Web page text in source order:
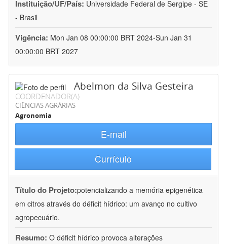
Instituição/UF/País: Universidade Federal de Sergipe - SE
- Brasil
Vigência: Mon Jan 08 00:00:00 BRT 2024-Sun Jan 31
00:00:00 BRT 2027
Abelmon da Silva Gesteira
COORDENADOR(A)
CIÊNCIAS AGRÁRIAS
Agronomia
E-mail
Currículo
Título do Projeto:potencializando a memória epigenética
em citros através do déficit hídrico: um avanço no cultivo
agropecuário.
Resumo: O déficit hídrico provoca alterações